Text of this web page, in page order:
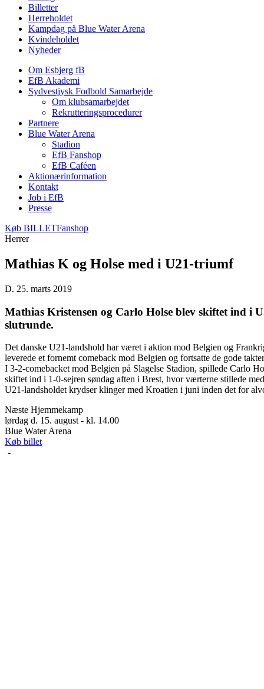
Billetter
Herreholdet
Kampdag på Blue Water Arena
Kvindeholdet
Nyheder
Om Esbjerg fB
EfB Akademi
Sydvestjysk Fodbold Samarbejde
Om klubsamarbejdet
Rekrutteringsprocedurer
Partnere
Blue Water Arena
Stadion
EfB Fanshop
EfB Caféen
Aktionærinformation
Kontakt
Job i EfB
Presse
Køb BILLETFanshop
Herrer
Mathias K og Holse med i U21-triumf
D. 25. marts 2019
Mathias Kristensen og Carlo Holse blev skiftet ind i
slutrunde.
Det danske U21-landshold har været i aktion mod Belgien og
leverede et fornemt comeback mod Belgien og fortsatte de gode
I 3-2-comebacket mod Belgien på Slagelse Stadion, spillede Carlo
skiftet ind i 1-0-sejren søndag aften i Brest, hvor værterne stillede
U21-landsholdet krydser klinger med Kroatien i juni inden det for
Næste Hjemmekamp
lørdag d. 15. august - kl. 14.00
Blue Water Arena
Køb billet
-